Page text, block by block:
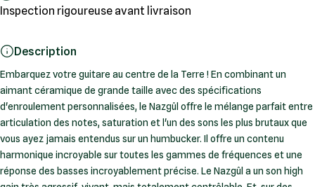
Inspection rigoureuse avant livraison
Description
Embarquez votre guitare au centre de la Terre ! En combinant un
aimant céramique de grande taille avec des spécifications
d'enroulement personnalisées, le Nazgûl offre le mélange parfait entre
articulation des notes, saturation et l'un des sons les plus brutaux que
vous ayez jamais entendus sur un humbucker. Il offre un contenu
harmonique incroyable sur toutes les gammes de fréquences et une
réponse des basses incroyablement précise. Le Nazgûl a un son high